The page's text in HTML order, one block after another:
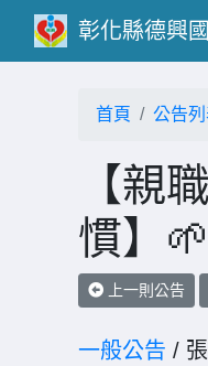
彰化縣德興
首頁 公告
【親
慣】🌱
上一則公告
一般公告 /